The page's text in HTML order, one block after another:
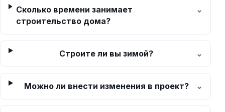
Сколько времени занимает
строительство дома?
Строите ли вы зимой?
Можно ли внести изменения в проект?